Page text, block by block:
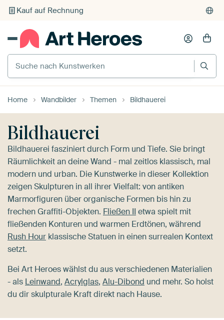
Individueller Druck auf Bestellung
Suche nach Kunstwerken
Home Wandbilder Themen Bildhauerei
Bildhauerei
Bildhauerei fasziniert durch Form und Tiefe. Sie bringt
Räumlichkeit an deine Wand - mal zeitlos klassisch, mal
modern und urban. Die Kunstwerke in dieser Kollektion
zeigen Skulpturen in all ihrer Vielfalt: von antiken
Marmorfiguren über organische Formen bis hin zu
frechen Graffiti-Objekten. Fließen II etwa spielt mit
fließenden Konturen und warmen Erdtönen, während
Rush Hour klassische Statuen in einen surrealen Kontext
setzt.
Bei Art Heroes wählst du aus verschiedenen Materialien
- als Leinwand, Acrylglas, Alu-Dibond und mehr. So holst
du dir skulpturale Kraft direkt nach Hause.